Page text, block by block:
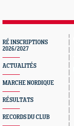
RÉ INSCRIPTIONS
2026/2027
ACTUALITÉS
MARCHE NORDIQUE
RÉSULTATS
RECORDS DU CLUB